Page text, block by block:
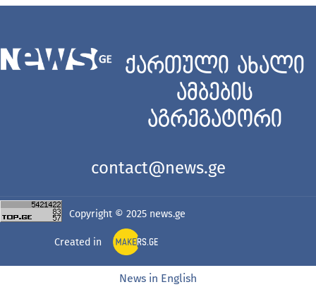
ქართული ახალი
ამბების
აგრეგატორი
contact@news.ge
Copyright © 2025 news.ge
Created in
News in English